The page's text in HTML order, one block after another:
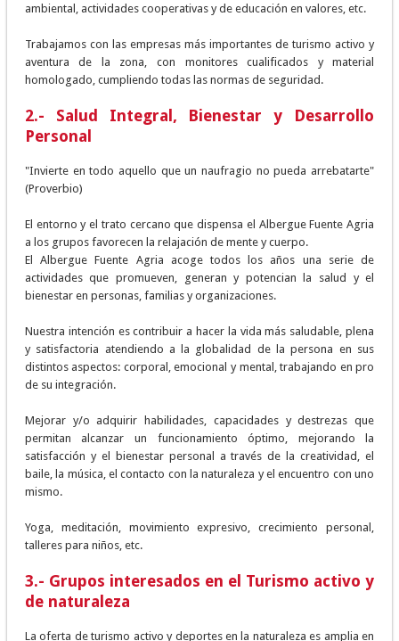
ambiental, actividades cooperativas y de educación en valores, etc.
Trabajamos con las empresas más importantes de turismo activo y
aventura de la zona, con monitores cualificados y material
homologado, cumpliendo todas las normas de seguridad.
2.- Salud Integral, Bienestar y Desarrollo
Personal
"Invierte en todo aquello que un naufragio no pueda arrebatarte"
(Proverbio)
El entorno y el trato cercano que dispensa el Albergue Fuente Agria
a los grupos favorecen la relajación de mente y cuerpo.
El Albergue Fuente Agria acoge todos los años una serie de
actividades que promueven, generan y potencian la salud y el
bienestar en personas, familias y organizaciones.
Nuestra intención es contribuir a hacer la vida más saludable, plena
y satisfactoria atendiendo a la globalidad de la persona en sus
distintos aspectos: corporal, emocional y mental, trabajando en pro
de su integración.
Mejorar y/o adquirir habilidades, capacidades y destrezas que
permitan alcanzar un funcionamiento óptimo, mejorando la
satisfacción y el bienestar personal a través de la creatividad, el
baile, la música, el contacto con la naturaleza y el encuentro con uno
mismo.
Yoga, meditación, movimiento expresivo, crecimiento personal,
talleres para niños, etc.
3.- Grupos interesados en el Turismo activo y
de naturaleza
La oferta de turismo activo y deportes en la naturaleza es amplia en